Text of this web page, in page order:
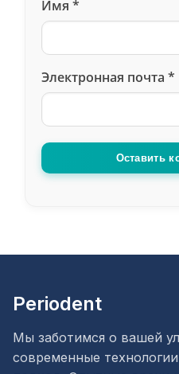
Имя *
Электронная почта *
Оставить
Periodent
Мы заботимся о вашей
современные